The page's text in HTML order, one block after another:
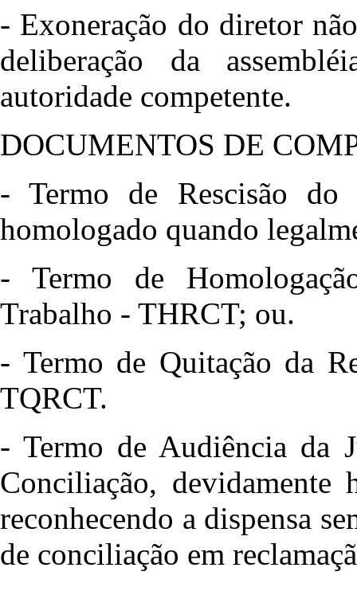
- Exoneração do diretor
deliberação da
autoridade competente.
DOCUMENTOS DE
- Termo de Rescisão
homologado quando
- Termo de
Trabalho - THRCT; ou.
- Termo de Quitação da
TQRCT.
- Termo de Audiência da
Conciliação,
reconhecendo a dispensa
de conciliação em